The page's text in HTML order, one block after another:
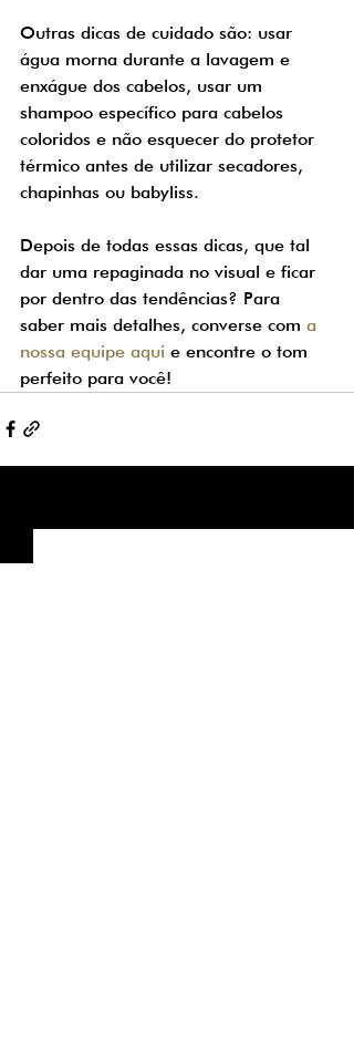
Outras dicas de cuidado são: usar
água morna durante a lavagem e
enxágue dos cabelos, usar um
shampoo específico para cabelos
coloridos e não esquecer do protetor
térmico antes de utilizar secadores,
chapinhas ou babyliss.
Depois de todas essas dicas, que tal
dar uma repaginada no visual e ficar
por dentro das tendências? Para
saber mais detalhes, converse com a
nossa equipe aqui e encontre o tom
perfeito para você!